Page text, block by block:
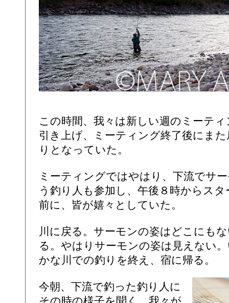
この時間、我々は新しい週のミーテ
引き上げ、ミーティング終了後にま
りとなっていた。
ミーティングではやはり、下流でサ
う釣り人も参加し、午後８時からス
前に、皆が嬉々としていた。
川に戻る。サーモンの姿はどこにも
る。やはりサーモンの姿は見えない
かな川での釣りを終え、宿に帰る。
今朝、下流で釣った釣り人に